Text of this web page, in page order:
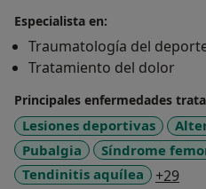
(HOSPITAL VIAMED
CLÍNICA CEMTRO
(MADRID)
Especialista en:
Traumatología del
Tratamiento del dolor
Principales enfermedades
Lesiones deportivas
Pubalgia
Síndrome
Tendinitis aquílea
+29